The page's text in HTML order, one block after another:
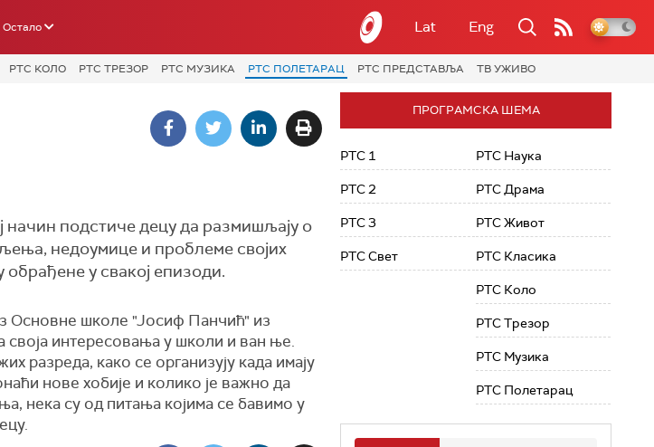
Остало Lat Eng
РТС КОЛО РТС ТРЕЗОР РТС МУЗИКА РТС ПОЛЕТАРАЦ РТС ПРЕДСТАВЉА ТВ УЖИВО
начин подстиче децу да размишљају о
недоумице и проблеме својих
у свакој епизоди.
Основне школе "Јосиф Панчић" из
своја интересовања у школи и ван ње.
разреда, како се организују када имају
нове хобије и колико је важно да
нека су од питања којима се бавимо у
ПРОГРАМСКА ШЕМА
РТС 1
РТС 2
РТС 3
РТС Свет
РТС Наука
РТС Драма
РТС Живот
РТС Класика
РТС Коло
РТС Трезор
РТС Музика
РТС Полетарац